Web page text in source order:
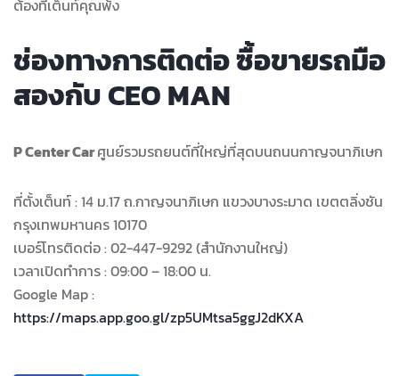
ต้องที่เต็นท์คุณพ้ง
ช่องทางการติดต่อ ซื้อขายรถมือ
สองกับ CEO MAN
P Center Carศูนย์รวมรถยนต์ที่ใหญ่ที่สุดบนถนนกาญจนาภิเษก
ที่ตั้งเต็นท์ : 14 ม.17 ถ.กาญจนาภิเษก แขวงบางระมาด เขตตลิ่งชัน
กรุงเทพมหานคร 10170
เบอร์โทรติดต่อ : 02-447-9292 (สำนักงานใหญ่)
เวลาเปิดทำการ : 09:00 – 18:00 น.
Google Map :
https://maps.app.goo.gl/zp5UMtsa5ggJ2dKXA